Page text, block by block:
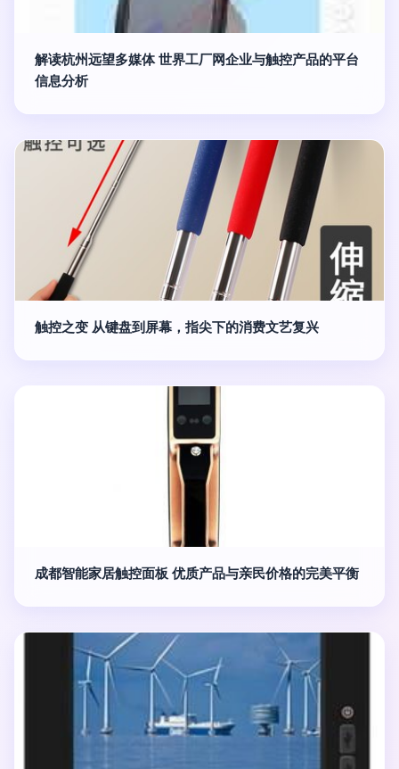
解读杭州远望多媒体 世界工厂网企业与触控产品的平台
信息分析
触控之变 从键盘到屏幕，指尖下的消费文艺复兴
成都智能家居触控面板 优质产品与亲民价格的完美平衡